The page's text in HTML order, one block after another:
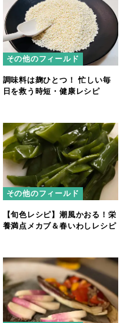
その他のフィールド
調味料は麹ひとつ！ 忙しい毎
日を救う時短・健康レシピ
その他のフィールド
【旬色レシピ】潮風かおる！栄
養満点メカブ＆春いわしレシピ